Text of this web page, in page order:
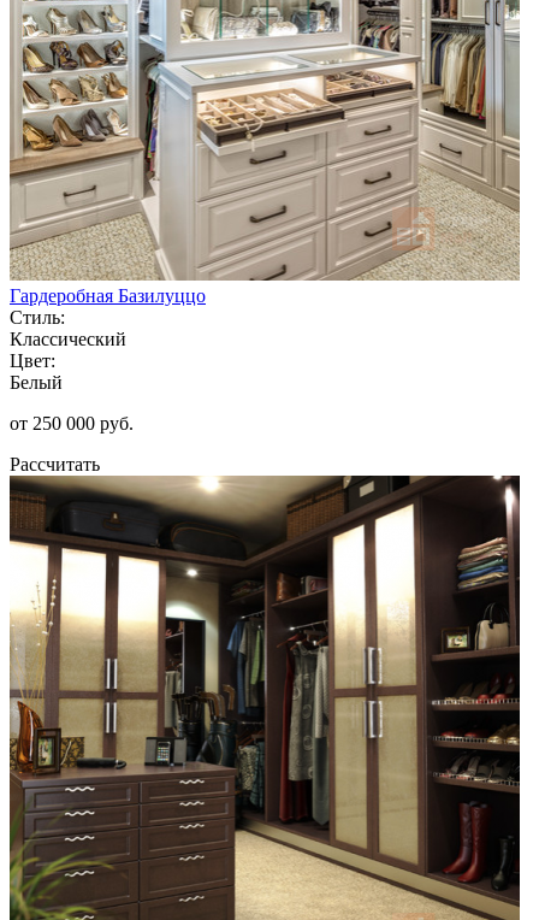
Гардеробная Базилуццо
Стиль:
Классический
Цвет:
Белый
от 250 000 руб.
Рассчитать